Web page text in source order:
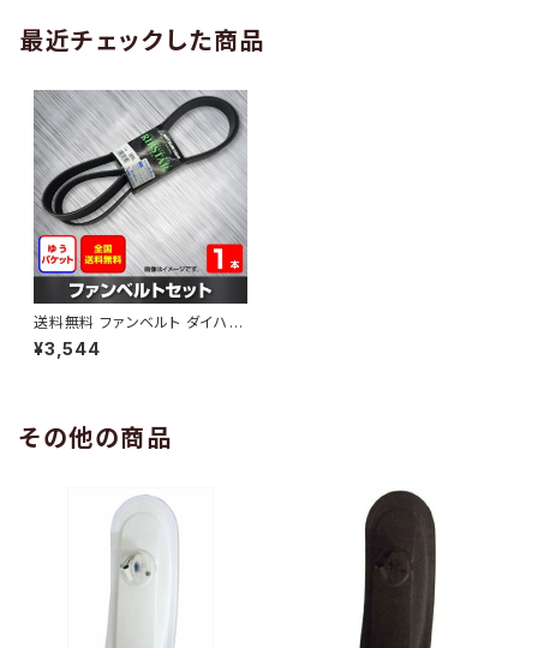
最近チェックした商品
送料無料 ファンベルト ダイハツ
トール 型式M900S H28.11～
（国内トップメーカー） 1本 HAB
¥3,544
その他の商品